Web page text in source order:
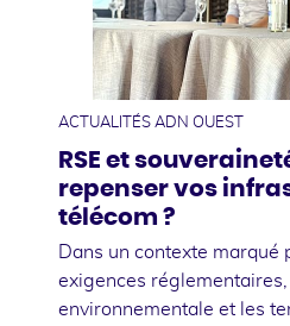
ACTUALITÉS ADN OUEST
RSE et
repenser vos
télécom ?
Dans un contexte marqué
exigences
environnementale et les